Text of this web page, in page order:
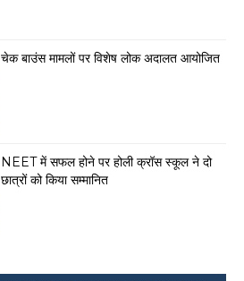
चेक बाउंस मामलों पर विशेष लोक अदालत आयोजित
NEET में सफल होने पर होली क्रॉस स्कूल ने दो
छात्रों को किया सम्मानित